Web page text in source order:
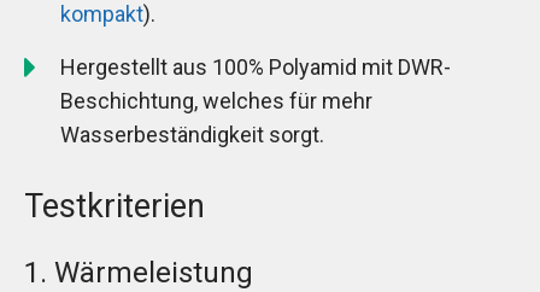
kompakt).
Hergestellt aus 100% Polyamid mit DWR-
Beschichtung, welches für mehr
Wasserbeständigkeit sorgt.
Testkriterien
1. Wärmeleistung